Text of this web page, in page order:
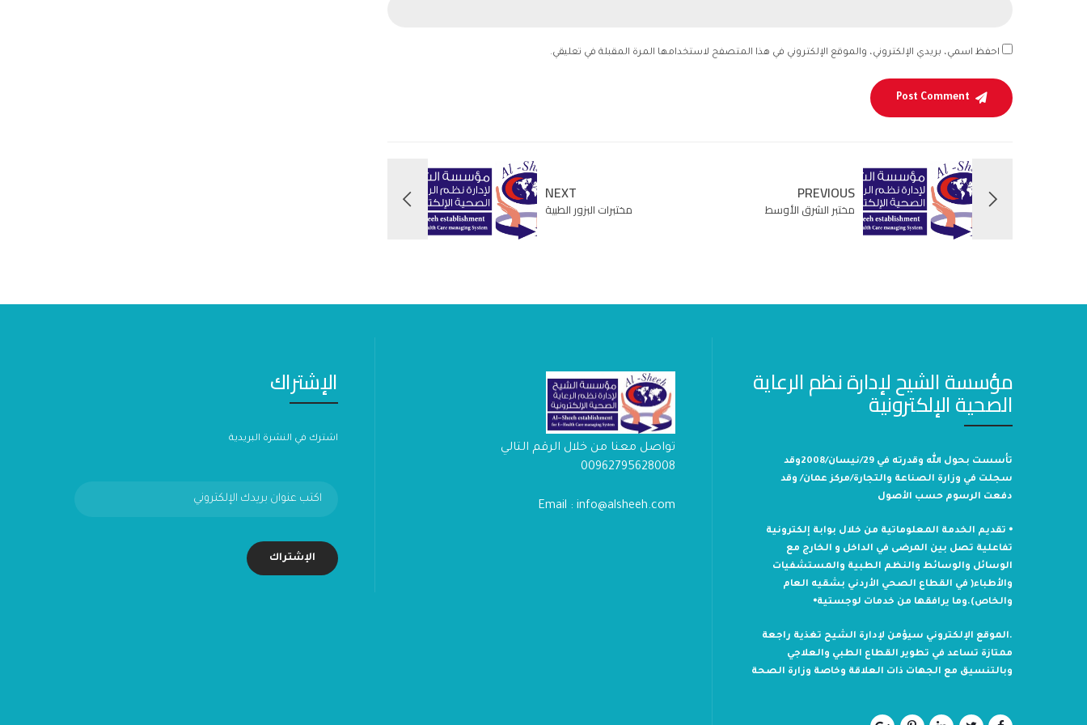
احفظ اسمي، بريدي الإلكتروني، والموقع الإلكتروني في هذا المتصفح لاستخدامها المرة المقبلة في تعليقي.
Post Comment
PREVIOUS
مختبر الشرق الأوسط
NEXT
مختبرات البزور الطبية
مؤسسة الشيح لإدارة نظم الرعاية
الصحية الإلكترونية
تأسست بحول الله وقدرته في 29/نيسان/2008وقد
سجلت في وزارة الصناعة والتجارة/مركز عمان/ وقد
دفعت الرسوم حسب الأصول
⦁ تقديم الخدمة المعلوماتية من خلال بوابة إلكترونية
تفاعلية تصل بين المرضى في الداخل و الخارج مع
الوسائل والوسائط والنظم الطبية والمستشفيات
والأطباء( في القطاع الصحي الأردني بشقيه العام
والخاص).وما يرافقها من خدمات لوجستية⦁
.الموقع الإلكتروني سيؤمن لإدارة الشيح تغذية راجعة
ممتازة تساعد في تطوير القطاع الطبي والعلاجي
وبالتنسيق مع الجهات ذات العلاقة وخاصة وزارة الصحة
تواصل معنا من خلال الرقم التالي
00962795628008
Email : info@alsheeh.com
الإشتراك
اشترك في النشرة البريدية